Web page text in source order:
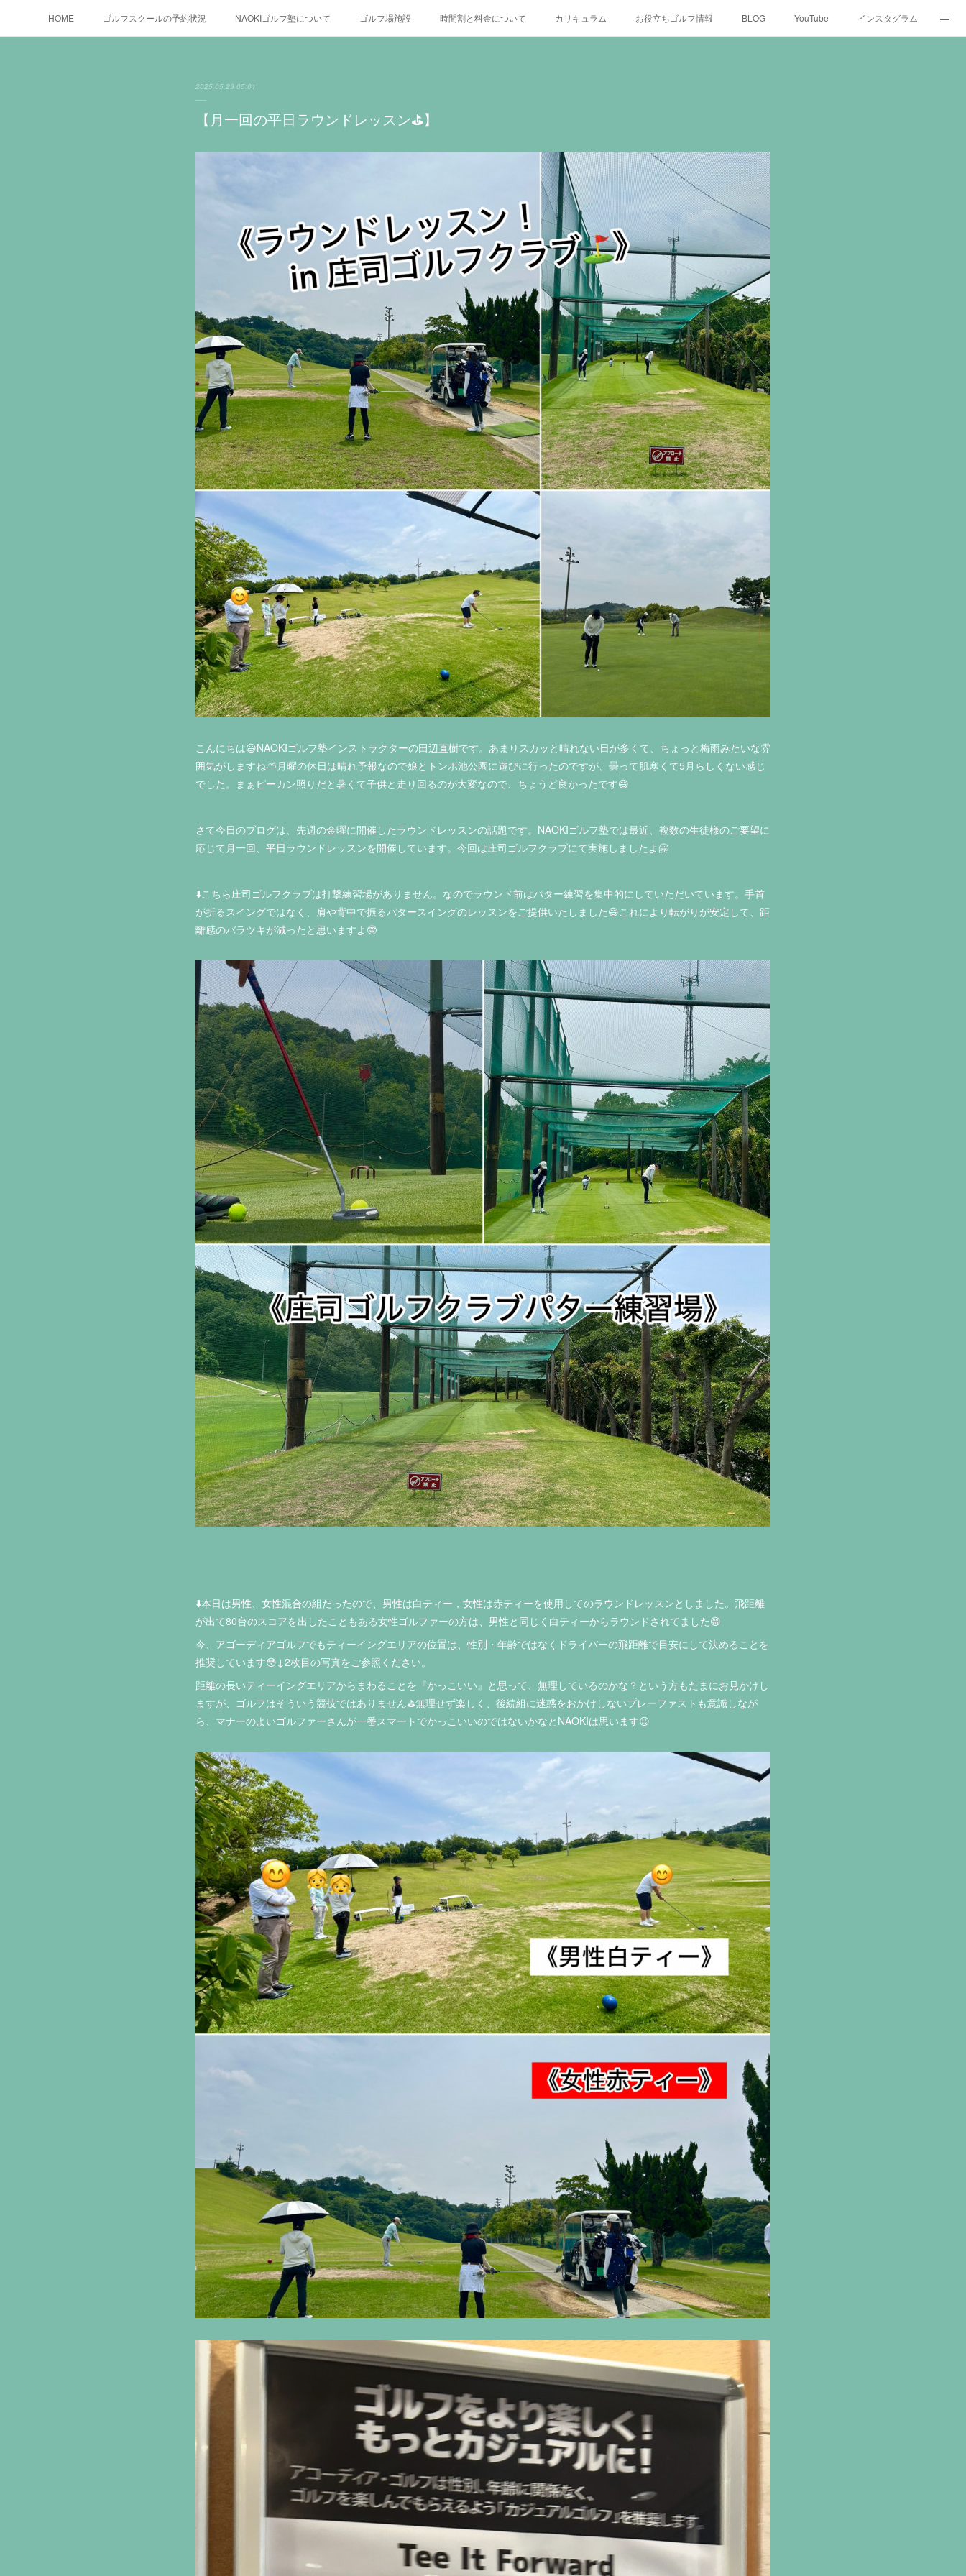
HOME ゴルフスクールの予約状況 NAOKIゴルフ塾について ゴルフ場施設 時間割と料金について カリキュラム お役立ちゴルフ情報 BLOG YouTube インスタグラム
2025.05.29 05:01
【月一回の平日ラウンドレッスン⛳️】
こんにちは😃NAOKIゴルフ塾インストラクターの田辺直樹です。あまりスカッと晴れない日が多くて、ちょっと梅雨みたいな雰
囲気がしますね⛅月曜の休日は晴れ予報なので娘とトンボ池公園に遊びに行ったのですが、曇って肌寒くて5月らしくない感じ
でした。まぁピーカン照りだと暑くて子供と走り回るのが大変なので、ちょうど良かったです😄
さて今日のブログは、先週の金曜に開催したラウンドレッスンの話題です。NAOKIゴルフ塾では最近、複数の生徒様のご要望に
応じて月一回、平日ラウンドレッスンを開催しています。今回は庄司ゴルフクラブにて実施しましたよ🤗
⬇️こちら庄司ゴルフクラブは打撃練習場がありません。なのでラウンド前はパター練習を集中的にしていただいています。手首
が折るスイングではなく、肩や背中で振るパタースイングのレッスンをご提供いたしました😄これにより転がりが安定して、距
離感のバラツキが減ったと思いますよ🤓
⬇️本日は男性、女性混合の組だったので、男性は白ティー，女性は赤ティーを使用してのラウンドレッスンとしました。飛距離
が出て80台のスコアを出したこともある女性ゴルファーの方は、男性と同じく白ティーからラウンドされてました😁
今、アゴーディアゴルフでもティーイングエリアの位置は、性別・年齢ではなくドライバーの飛距離で目安にして決めることを
推奨しています😳↓2枚目の写真をご参照ください。
距離の長いティーイングエリアからまわることを『かっこいい』と思って、無理しているのかな？という方もたまにお見かけし
ますが、ゴルフはそういう競技ではありません⛳無理せず楽しく、後続組に迷惑をおかけしないプレーファストも意識しなが
ら、マナーのよいゴルファーさんが一番スマートでかっこいいのではないかなとNAOKIは思います😉